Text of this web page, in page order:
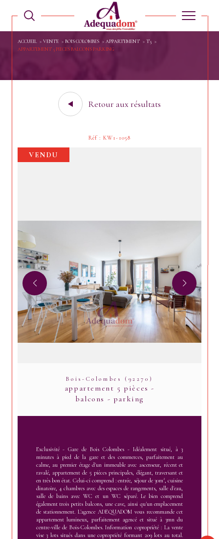
ACCUEIL VENTE BOIS COLOMBES APPARTEMENT
T5
APPARTEMENT 5 PIECES BALCONS PARKING
Retour aux résultats
Réf : KW1-1058
VENDU
Bois-Colombes (92270)
appartement 5 pièces -
balcons - parking
Exclusivité - Gare de Bois Colombes - Idéalement situé, à 3
minutes à pied de la gare et des commerces, parfaitement au
calme, au premier étage d'un immeuble avec ascenseur, récent et
ravalé, appartement de 5 pièces principales, élégant, traversant et
en très bon état. Celui-ci comprend : entrée, séjour de 30m², cuisine
dinatoire, 4 chambres avec des espaces de rangements, salle d'eau,
salle de bains avec WC et un WC séparé. Le bien comprend
également trois petits balcons, une cave, ainsi qu'un emplacement
de stationnement. L'agence ADEQUADOM vous recommande cet
appartement lumineux, parfaitement agencé et situé à 3mn du
centre-ville de Bois-Colombes. Information copropriété : La vente
vise 3 lots situés dans une copropriété formant 209 lots au total.